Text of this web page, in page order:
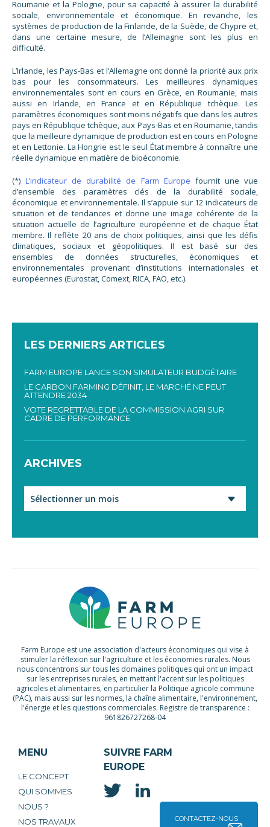
Roumanie et la Pologne, pour sa capacité à assurer la durabilité
sociale, environnementale et économique. En revanche, les
systèmes de production de la Finlande, de la Suède, de Chypre et,
dans une certaine mesure, de l’Allemagne sont les plus en
difficulté.
L’Irlande, les Pays-Bas et l’Allemagne ont donné la priorité aux prix
bas pour les consommateurs. Les meilleures dynamiques
environnementales sont en cours en Grèce, en Roumanie, mais
aussi en Irlande, en France et en République tchèque. Les
paramètres économiques sont moins négatifs que dans les autres
pays en République tchèque, aux Pays-Bas et en Roumanie, tandis
que la meilleure dynamique de production est en cours en Pologne
et en Lettonie. La Hongrie est le seul État membre à connaître une
réelle dynamique en matière de bioéconomie.
(*)L’indicateur de durabilité de Farm Europe fournit une vue
d’ensemble des paramètres clés de la durabilité sociale,
économique et environnementale. Il s’appuie sur 12 indicateurs de
situation et de tendances et donne une image cohérente de la
situation actuelle de l’agriculture européenne et de chaque État
membre. Il reflète 20 ans de choix politiques, ainsi que les défis
climatiques, sociaux et géopolitiques. Il est basé sur des
ensembles de données structurelles, économiques et
environnementales provenant d’institutions internationales et
européennes (Eurostat, Comext, RICA, FAO, etc.).
LES DERNIERS ARTICLES
FARM EUROPE LANCE SON SIMULATEUR BUDGÉTAIRE
LE CARBON FARMING DÉFINIT, LE MARCHÉ NE PEUT
ATTENDRE 2034
VOTE REGRETTABLE DE LA COMMISSION AGRI SUR
CADRE DE PERFORMANCE
ARCHIVES
Farm Europe est une association d'acteurs économiques qui vise à
stimuler la réflexion sur l'agriculture et les économies rurales. Nous
nous concentrons sur tous les domaines politiques qui ont un impact
sur les entreprises rurales, en mettant l'accent sur les politiques
agricoles et alimentaires, en particulier la Politique agricole commune
(PAC), mais aussi sur les normes, la chaîne alimentaire, l'environnement,
l'énergie et les questions commerciales. Registre de transparence :
961826727268-04
MENU
LE CONCEPT
QUI SOMMES
NOUS ?
NOS TRAVAUX
SUIVRE FARM
EUROPE
CONTACTEZ-NOUS